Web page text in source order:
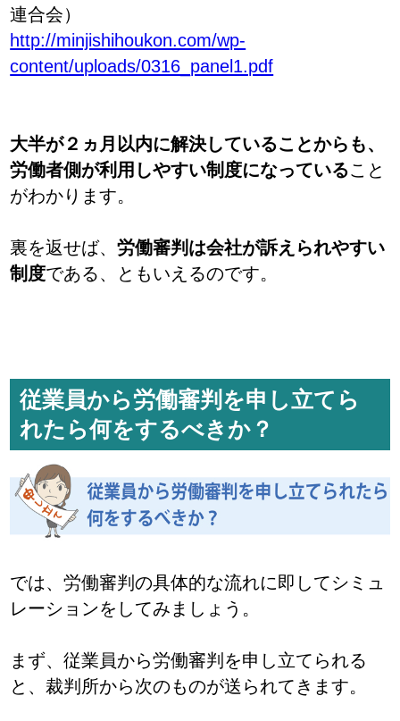
連合会）
http://minjishihoukon.com/wp-
content/uploads/0316_panel1.pdf
大半が２ヵ月以内に解決していることからも、
労働者側が利用しやすい制度になっていること
がわかります。
裏を返せば、労働審判は会社が訴えられやすい
制度である、ともいえるのです。
従業員から労働審判を申し立てら
れたら何をするべきか？
では、労働審判の具体的な流れに即してシミュ
レーションをしてみましょう。
まず、従業員から労働審判を申し立てられる
と、裁判所から次のものが送られてきます。